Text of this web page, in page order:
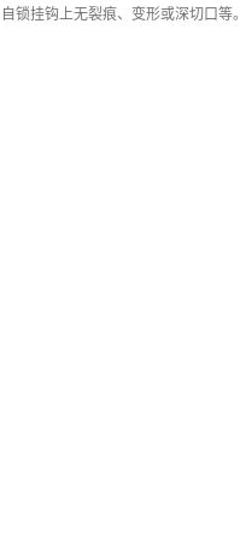
自锁挂钩上无裂痕、变形或深切口等。